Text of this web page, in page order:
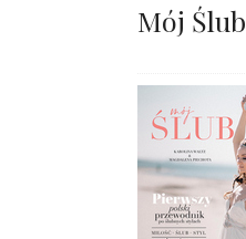
Mój